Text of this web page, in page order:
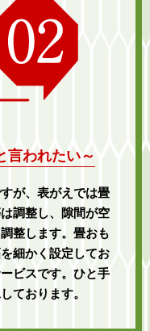
言われたい～
が、表がえでは畳
調整し、隙間が空
整します。畳おも
細かく設定してお
ビスです。ひと手
ております。